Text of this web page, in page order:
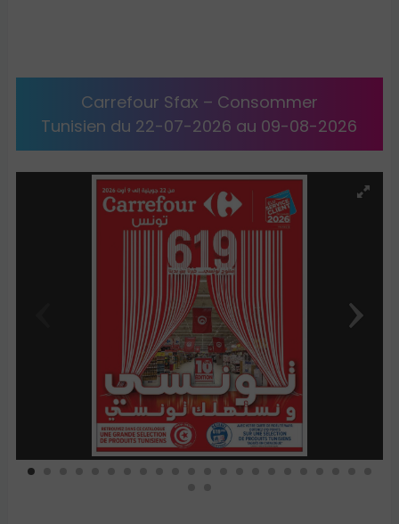
Carrefour Sfax – Consommer
Tunisien du 22-07-2026 au 09-08-2026